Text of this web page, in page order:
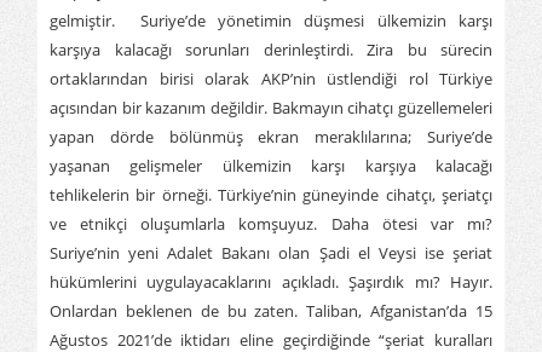
gelmiştir. Suriye’de yönetimin düşmesi ülkemizin karşı
karşıya kalacağı sorunları derinleştirdi. Zira bu sürecin
ortaklarından birisi olarak AKP’nin üstlendiği rol Türkiye
açısından bir kazanım değildir. Bakmayın cihatçı güzellemeleri
yapan dörde bölünmüş ekran meraklılarına; Suriye’de
yaşanan gelişmeler ülkemizin karşı karşıya kalacağı
tehlikelerin bir örneği. Türkiye’nin güneyinde cihatçı, şeriatçı
ve etnikçi oluşumlarla komşuyuz. Daha ötesi var mı?
Suriye’nin yeni Adalet Bakanı olan Şadi el Veysi ise şeriat
hükümlerini uygulayacaklarını açıkladı. Şaşırdık mı? Hayır.
Onlardan beklenen de bu zaten. Taliban, Afganistan’da 15
Ağustos 2021’de iktidarı eline geçirdiğinde “şeriat kuralları